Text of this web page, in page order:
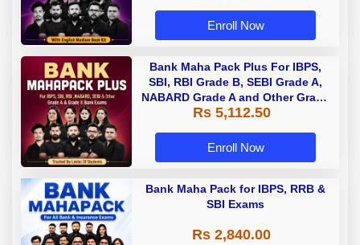
Enroll Now
Bank Maha Pack Plus For IBPS,
SBI, RBI Grade B, SEBI Grade A,
NABARD Grade A and Other Grade
A & Grade B Bank Exams
Rs 5,112.50
Enroll Now
Bank Maha Pack for IBPS, RRB &
SBI Exams
Rs 2,840.00